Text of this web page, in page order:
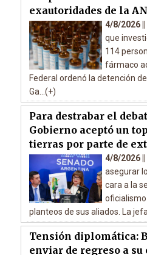
exautoridades de la
4/8/2026 ||
que
114
fármaco
Federal ordenó la detención
Ga...(+)
Para destrabar el
Gobierno aceptó un
tierras por parte de
4/8/2026 ||
asegurar
cara a la
planteos de sus aliados. La
Tensión diplomática:
enviar de regreso a